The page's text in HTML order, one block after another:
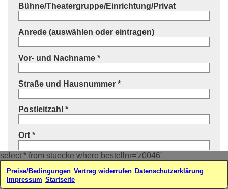
select * from stuecke where bestellnr='z0046'
Bühne/Theatergruppe/Einrichtung/Privat
Anrede (auswählen oder eintragen)
Vor- und Nachname *
Straße und Hausnummer *
Postleitzahl *
Ort *
Land * (auswählen oder eintragen)
Ihre E-Mail-Adresse*
Preise/Bedingungen Vertrag widerrufen Datenschutzerklärung
Impressum Startseite